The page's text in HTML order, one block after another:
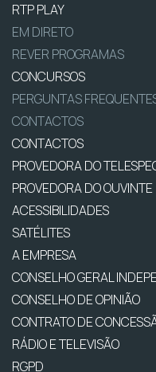
RTP PLAY
EM DIRETO
REVER PROGRAMAS
CONCURSOS
PERGUNTAS
CONTACTOS
CONTACTOS
PROVEDORA DO
PROVEDORA DO OUVINTE
ACESSIBILIDADES
SATÉLITES
A EMPRESA
CONSELHO GERAL
CONSELHO DE OPINIÃO
CONTRATO DE
RÁDIO E TELEVISÃO
RGPD